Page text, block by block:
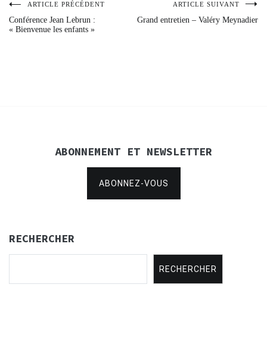
Navigation
ARTICLE PRÉCÉDENT
Conférence Jean Lebrun :
« Bienvenue les enfants »
ARTICLE SUIVANT
Grand entretien – Valéry Meynadier
ABONNEMENT ET NEWSLETTER
ABONNEZ-VOUS
RECHERCHER
RECHERCHER